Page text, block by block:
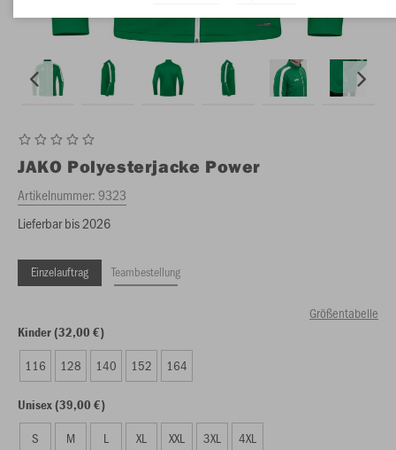
JAKO Polyesterjacke Power
Artikelnummer:9323
Lieferbar bis 2026
Einzelauftrag Teambestellung
Größentabelle
Kinder (32,00 €)
116 128 140 152 164
Unisex (39,00 €)
S M L XL XXL 3XL 4XL